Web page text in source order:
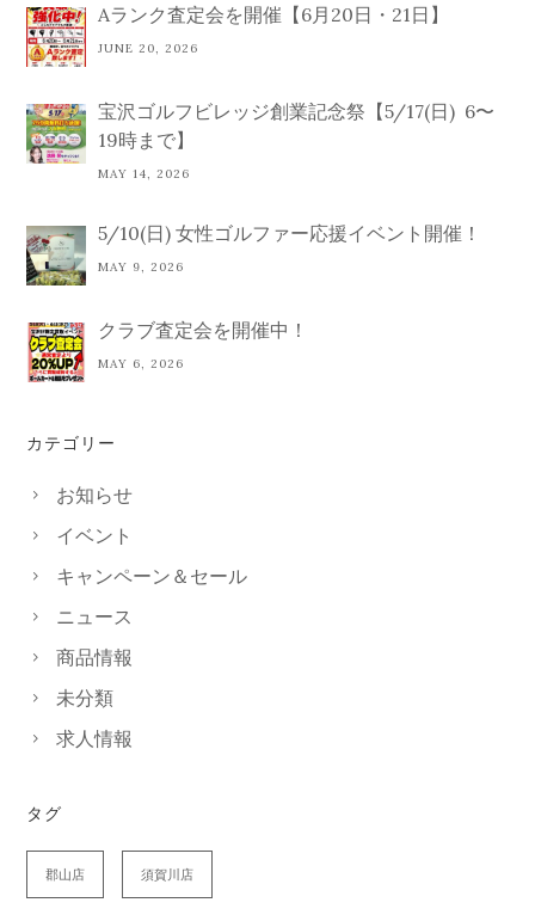
Aランク査定会を開催【6月20日・21日】
JUNE 20, 2026
宝沢ゴルフビレッジ創業記念祭【5/17(日) 6〜
19時まで】
MAY 14, 2026
5/10(日) 女性ゴルファー応援イベント開催！
MAY 9, 2026
クラブ査定会を開催中！
MAY 6, 2026
カテゴリー
お知らせ
イベント
キャンペーン＆セール
ニュース
商品情報
未分類
求人情報
タグ
郡山店 須賀川店